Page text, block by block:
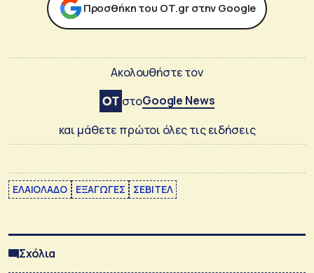
Προσθήκη του ΟΤ.gr στην Google
Ακολουθήστε τον
στοGoogle News
και μάθετε πρώτοι όλες τις ειδήσεις
ΕΛΑΙΟΛΑΔΟ ΕΞΑΓΩΓΕΣ ΣΕΒΙΤΕΛ
Σχόλια